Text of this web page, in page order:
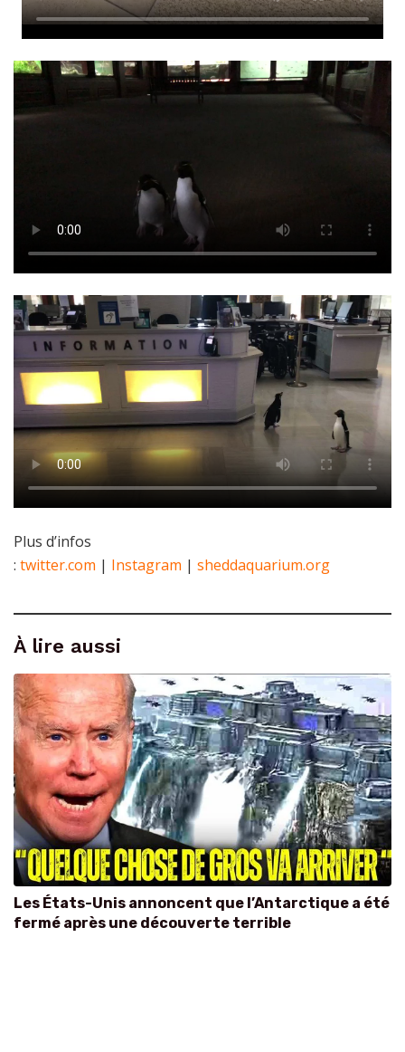
Plus d’infos
: twitter.com | Instagram | sheddaquarium.org
À lire aussi
Les États-Unis annoncent que l’Antarctique a été
fermé après une découverte terrible